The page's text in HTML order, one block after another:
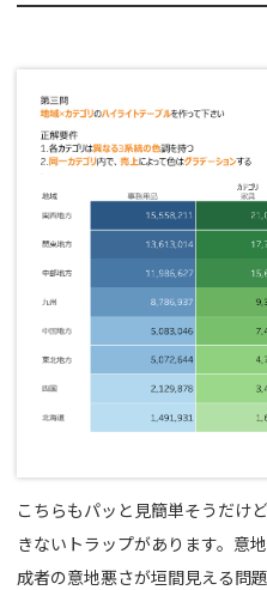
こちらもパッと見簡単そうだけ
きないトラップがあります。意
成者の意地悪さが垣間見える問題